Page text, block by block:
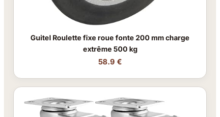
Guitel Roulette fixe roue fonte 200 mm charge
extrême 500 kg
58.9 €